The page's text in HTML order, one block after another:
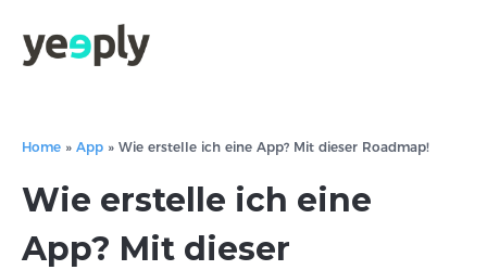
Home » App » Wie erstelle ich eine App? Mit dieser Roadmap!
Wie erstelle ich eine
App? Mit dieser